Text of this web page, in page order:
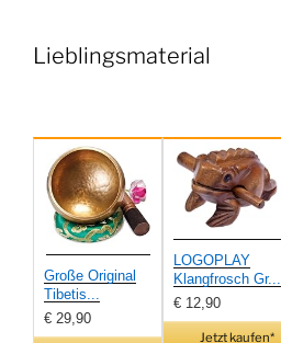
Lieblingsmaterial
Große Original
Tibetis...
€ 29,90
LOGOPLAY
Klangfrosch Gr...
€ 12,90
Jetzt kaufen*